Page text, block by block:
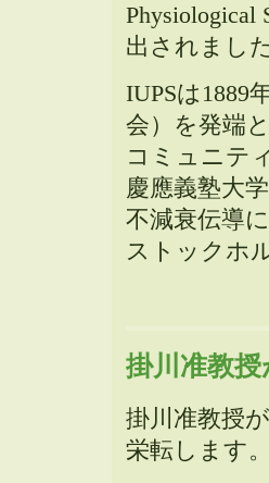
Physiological
出されまし
IUPSは1889
会）を発端
コミュニテ
慶應義塾大
不減衰伝導
ストックホ
掛川准教
掛川准教授
栄転します